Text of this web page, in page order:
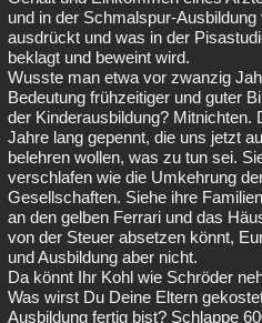
und in der Schmalspur-
ausdrückt und was in der
beklagt und beweint wird.
Wusste man etwa vor zwanzig
Bedeutung frühzeitiger und guter
der Kinderausbildung? Mitnichten.
Jahre lang gepennt, die uns jetzt
belehren wollen, was zu tun sei.
verschlafen wie die Umkehrung
Gesellschaften. Siehe ihre
an den gelben Ferrari und das
von der Steuer absetzen könnt,
und Ausbildung aber nicht.
Da könnt Ihr Kohl wie Schröder
Was wirst Du Deine Eltern
Ausbildung fertig bist? Schlappe